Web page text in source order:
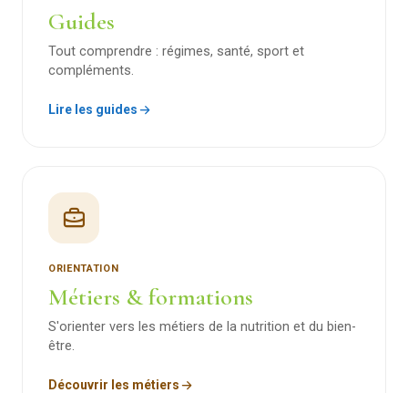
Guides
Tout comprendre : régimes, santé, sport et
compléments.
Lire les guides
ORIENTATION
Métiers & formations
S'orienter vers les métiers de la nutrition et du bien-
être.
Découvrir les métiers